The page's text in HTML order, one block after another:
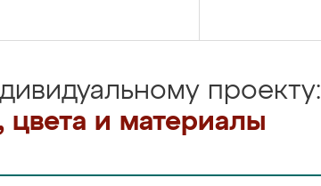
проекту:
и материалы